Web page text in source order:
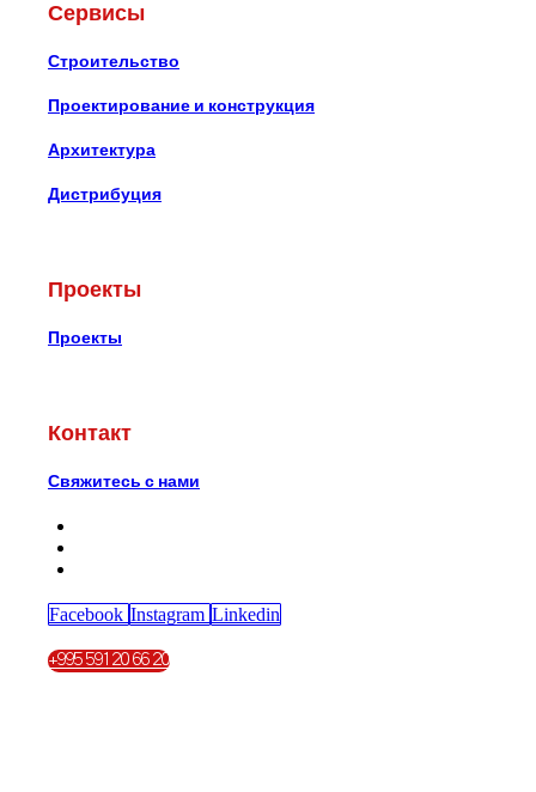
Сервисы
Строительство
Проектирование и конструкция
Архитектура
Дистрибуция
Проекты
Проекты
Контакт
Свяжитесь с нами
Facebook Instagram Linkedin
+995 591 20 66 20